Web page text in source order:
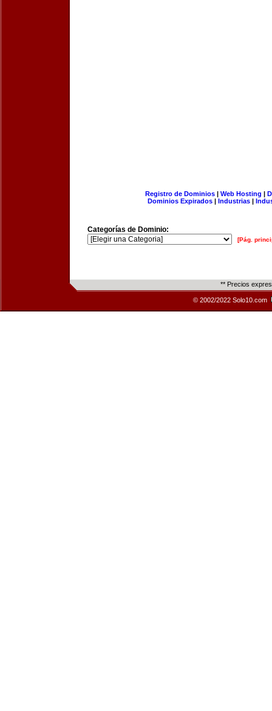
Registro de Dominios| Web Hosting |
Dominios Expirados | Industrias |
Categorías de Dominio:
[Pág.
** Precios
© 2002/2022 Solo10.com